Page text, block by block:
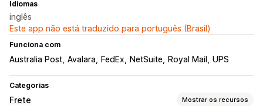
Idiomas
inglês
Este app não está traduzido para português (Brasil)
Funciona com
Australia Post Avalara FedEx NetSuite Royal Mail UPS
Categorias
Frete Mostrar os recursos